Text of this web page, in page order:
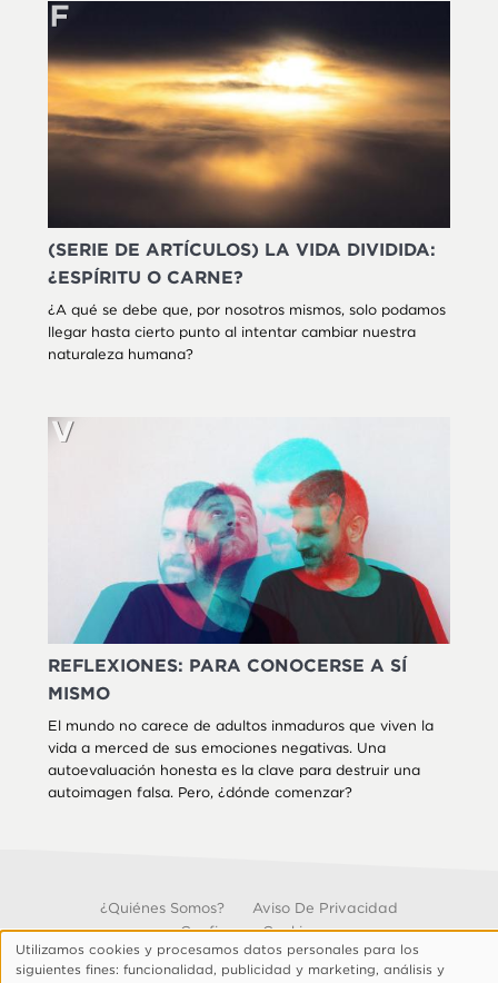
(SERIE DE ARTÍCULOS) LA VIDA DIVIDIDA:
¿ESPÍRITU O CARNE?
¿A qué se debe que, por nosotros mismos, solo podamos
llegar hasta cierto punto al intentar cambiar nuestra
naturaleza humana?
REFLEXIONES: PARA CONOCERSE A SÍ
MISMO
El mundo no carece de adultos inmaduros que viven la
vida a merced de sus emociones negativas. Una
autoevaluación honesta es la clave para destruir una
autoimagen falsa. Pero, ¿dónde comenzar?
Footer
¿Quiénes Somos?
Aviso De Privacidad
Configurar Cookies
© 1999, 2026 Visión.org. Todos los Derechos Reservados.
Uso
Utilizamos cookies y procesamos datos personales para los
siguientes fines: funcionalidad, publicidad y marketing, análisis y